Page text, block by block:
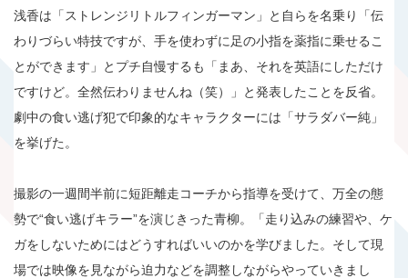
浅香は「ストレンジリトルフィンガーマン」と自らを名乗り「伝
わりづらい特技ですが、手を使わずに足の小指を薬指に乗せるこ
とができます」とプチ自慢するも「まあ、それを英語にしただけ
ですけど。全然伝わりませんね（笑）」と発表したことを反省。
劇中の食い逃げ犯で印象的なキャラクターには「サラダバー純」
を挙げた。
撮影の一週間半前に短距離走コーチから指導を受けて、万全の態
勢で“食い逃げキラー”を演じきった青柳。「走り込みの練習や、ケ
ガをしないためにはどうすればいいのかを学びました。そして現
場では映像を見ながら迫力などを調整しながらやっていきまし